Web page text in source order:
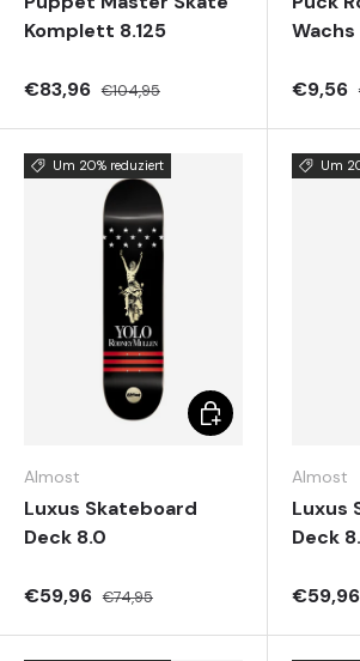
Komplett 8.125
€83,96 €104,95
Wachs
€9,56
Um 20% reduziert
Almost
Luxus Skateboard
Deck 8.0
€59,96 €74,95
Optionen auswählen
Um
Almost
Luxus
Deck
€59,96